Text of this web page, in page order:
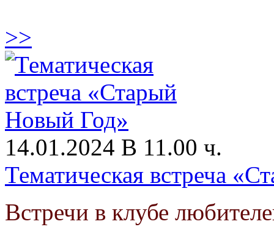
>>
14.01.2024 В 11.00 ч.
Тематическая встреча
Встречи в клубе